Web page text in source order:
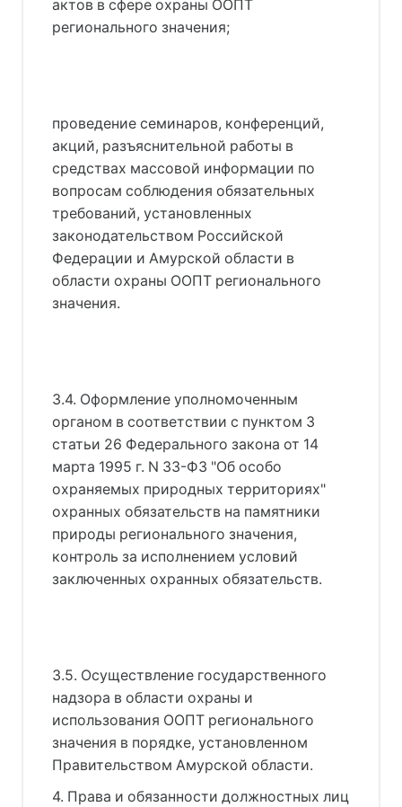
актов в сфере охраны ООПТ
регионального значения;
проведение семинаров, конференций,
акций, разъяснительной работы в
средствах массовой информации по
вопросам соблюдения обязательных
требований, установленных
законодательством Российской
Федерации и Амурской области в
области охраны ООПТ регионального
значения.
3.4. Оформление уполномоченным
органом в соответствии с пунктом 3
статьи 26 Федерального закона от 14
марта 1995 г. N 33-ФЗ "Об особо
охраняемых природных территориях"
охранных обязательств на памятники
природы регионального значения,
контроль за исполнением условий
заключенных охранных обязательств.
3.5. Осуществление государственного
надзора в области охраны и
использования ООПТ регионального
значения в порядке, установленном
Правительством Амурской области.
4. Права и обязанности должностных лиц